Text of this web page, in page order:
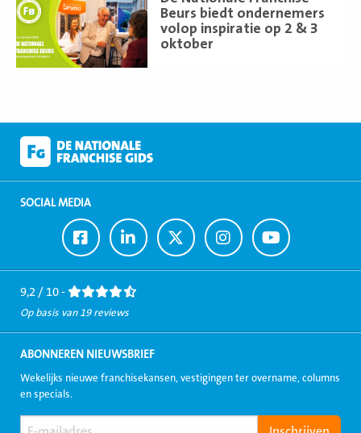
Beurs biedt ondernemers
volop inspiratie op 2 & 3
oktober
meer
SOCIAL MEDIA
Ga
naar
Facebook
Ga
naar
LinkedIn
Ga
naar
Twitter
Ga
naar
Instagram
Ga
naar
Youtube
9,2 / 10 -
Op basis van 19 reviews
ABONNEREN NIEUWSBRIEF
Wekelijks nieuwe franchisekansen, vestigingen ter overname, columns
en specials.